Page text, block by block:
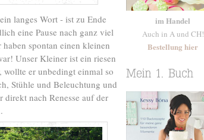
langes Wort - ist zu Ende
eine Pause nach ganz viel
spontan einen kleinen
Unser Kleiner ist ein riesen
wollte er unbedingt einmal so
Stühle und Beleuchtung und
nach Renesse auf der
im Handel
Auch in A und CH!
Bestellung hier